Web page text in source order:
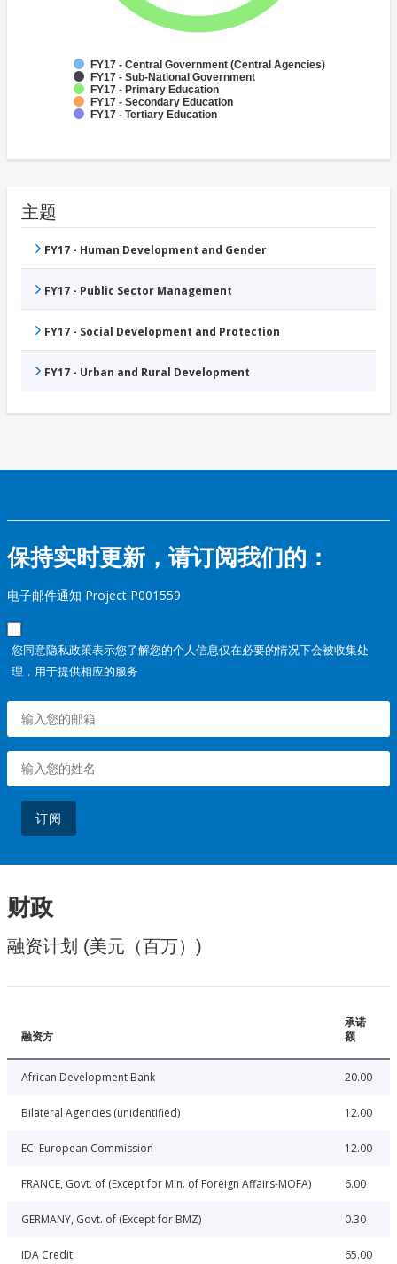
FY17 - Central Government (Central Agencies)
FY17 - Sub-National Government
FY17 - Primary Education
FY17 - Secondary Education
FY17 - Tertiary Education
主题
FY17 - Human Development and Gender
FY17 - Public Sector Management
FY17 - Social Development and Protection
FY17 - Urban and Rural Development
保持实时更新，请订阅我们的：
电子邮件通知 Project P001559
您同意隐私政策表示您了解您的个人信息仅在必要的情况下会被收集处
理，用于提供相应的服务
订阅
财政
融资计划 (美元（百万）)
融资方
承诺
额
African Development Bank 20.00
Bilateral Agencies (unidentified) 12.00
EC: European Commission 12.00
FRANCE, Govt. of (Except for Min. of Foreign Affairs-MOFA) 6.00
GERMANY, Govt. of (Except for BMZ) 0.30
IDA Credit 65.00